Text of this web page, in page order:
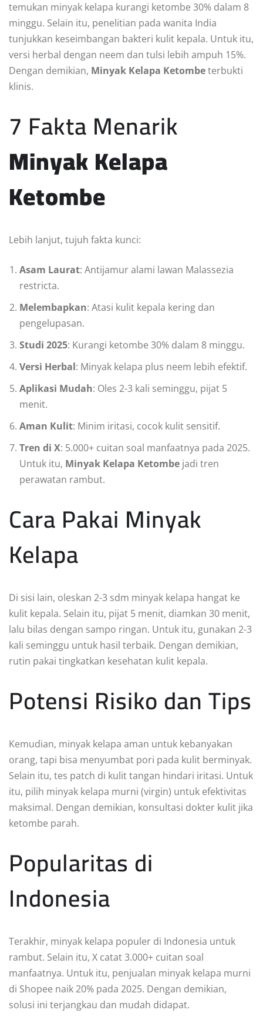
temukan minyak kelapa kurangi ketombe 30% dalam 8
minggu. Selain itu, penelitian pada wanita India
tunjukkan keseimbangan bakteri kulit kepala. Untuk itu,
versi herbal dengan neem dan tulsi lebih ampuh 15%.
Dengan demikian, Minyak Kelapa Ketombeterbukti
klinis.
7 Fakta Menarik
Minyak Kelapa
Ketombe
Lebih lanjut, tujuh fakta kunci:
Asam Laurat: Antijamur alami lawan Malassezia
restricta.
Melembapkan: Atasi kulit kepala kering dan
pengelupasan.
Studi 2025: Kurangi ketombe 30% dalam 8 minggu.
Versi Herbal: Minyak kelapa plus neem lebih efektif.
Aplikasi Mudah: Oles 2-3 kali seminggu, pijat 5
menit.
Aman Kulit: Minim iritasi, cocok kulit sensitif.
Tren di X: 5.000+ cuitan soal manfaatnya pada 2025.
Untuk itu, Minyak Kelapa Ketombe jadi tren
perawatan rambut.
Cara Pakai Minyak
Kelapa
Di sisi lain, oleskan 2-3 sdm minyak kelapa hangat ke
kulit kepala. Selain itu, pijat 5 menit, diamkan 30 menit,
lalu bilas dengan sampo ringan. Untuk itu, gunakan 2-3
kali seminggu untuk hasil terbaik. Dengan demikian,
rutin pakai tingkatkan kesehatan kulit kepala.
Potensi Risiko dan Tips
Kemudian, minyak kelapa aman untuk kebanyakan
orang, tapi bisa menyumbat pori pada kulit berminyak.
Selain itu, tes patch di kulit tangan hindari iritasi. Untuk
itu, pilih minyak kelapa murni (virgin) untuk efektivitas
maksimal. Dengan demikian, konsultasi dokter kulit jika
ketombe parah.
Popularitas di
Indonesia
Terakhir, minyak kelapa populer di Indonesia untuk
rambut. Selain itu, X catat 3.000+ cuitan soal
manfaatnya. Untuk itu, penjualan minyak kelapa murni
di Shopee naik 20% pada 2025. Dengan demikian,
solusi ini terjangkau dan mudah didapat.